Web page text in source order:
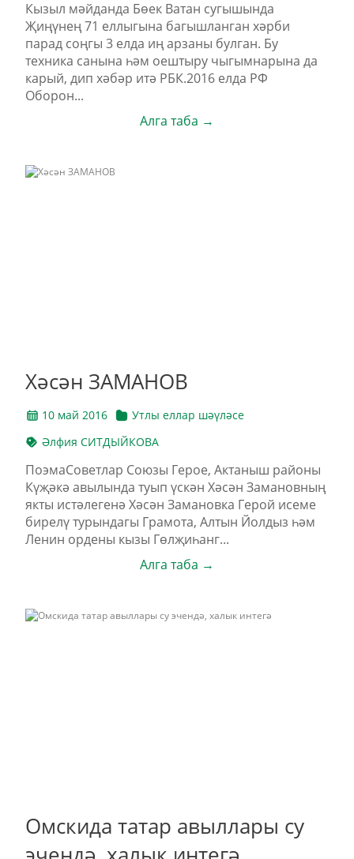
Кызыл мәйданда Бөек Ватан сугышында
Җиңүнең 71 еллыгына багышланган хәрби
парад соңгы 3 елда иң арзаны булган. Бу
техника санына һәм оештыру чыгымнарына да
карый, дип хәбәр итә РБК.2016 елда РФ
Оборон...
Алга таба →
Хәсән ЗАМАНОВ
10 май 2016
Утлы еллар шәүләсе
Әлфия СИТДЫЙКОВА
ПоэмаСоветлар Союзы Герое, Актаныш районы
Күҗәкә авылында туып үскән Хәсән Замановның
якты истәлегенә Хәсән Замановка Герой исеме
бирелү турындагы Грамота, Алтын Йолдыз һәм
Ленин ордены кызы Гөлҗиһанг...
Алга таба →
Омскида татар авыллары су